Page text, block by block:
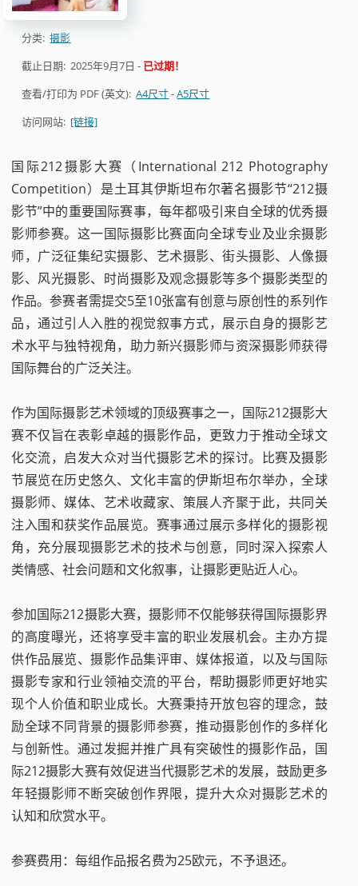
分类:摄影
截止日期:2025年9月7日 - 已过期！
查看/打印为 PDF (英文):A4尺寸-A5尺寸
访问网站: [链接]
国际212摄影大赛（International 212 Photography
Competition）是土耳其伊斯坦布尔著名摄影节“212摄
影节”中的重要国际赛事，每年都吸引来自全球的优秀摄
影师参赛。这一国际摄影比赛面向全球专业及业余摄影
师，广泛征集纪实摄影、艺术摄影、街头摄影、人像摄
影、风光摄影、时尚摄影及观念摄影等多个摄影类型的
作品。参赛者需提交5至10张富有创意与原创性的系列作
品，通过引人入胜的视觉叙事方式，展示自身的摄影艺
术水平与独特视角，助力新兴摄影师与资深摄影师获得
国际舞台的广泛关注。
作为国际摄影艺术领域的顶级赛事之一，国际212摄影大
赛不仅旨在表彰卓越的摄影作品，更致力于推动全球文
化交流，启发大众对当代摄影艺术的探讨。比赛及摄影
节展览在历史悠久、文化丰富的伊斯坦布尔举办，全球
摄影师、媒体、艺术收藏家、策展人齐聚于此，共同关
注入围和获奖作品展览。赛事通过展示多样化的摄影视
角，充分展现摄影艺术的技术与创意，同时深入探索人
类情感、社会问题和文化叙事，让摄影更贴近人心。
参加国际212摄影大赛，摄影师不仅能够获得国际摄影界
的高度曝光，还将享受丰富的职业发展机会。主办方提
供作品展览、摄影作品集评审、媒体报道，以及与国际
摄影专家和行业领袖交流的平台，帮助摄影师更好地实
现个人价值和职业成长。大赛秉持开放包容的理念，鼓
励全球不同背景的摄影师参赛，推动摄影创作的多样化
与创新性。通过发掘并推广具有突破性的摄影作品，国
际212摄影大赛有效促进当代摄影艺术的发展，鼓励更多
年轻摄影师不断突破创作界限，提升大众对摄影艺术的
认知和欣赏水平。
参赛费用：每组作品报名费为25欧元，不予退还。